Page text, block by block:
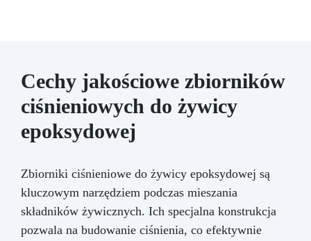
Cechy jakościowe zbiorników
ciśnieniowych do żywicy
epoksydowej
Zbiorniki ciśnieniowe do żywicy epoksydowej są
kluczowym narzędziem podczas mieszania
składników żywicznych. Ich specjalna konstrukcja
pozwala na budowanie ciśnienia, co efektywnie